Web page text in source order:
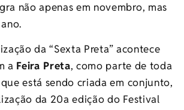
não apenas em novembro, mas
da “Sexta Preta” acontece
a Feira Preta, como parte de toda
está sendo criada em conjunto,
da 20a edição do Festival